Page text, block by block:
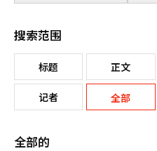
搜索范围
标题 正文
记者 全部
全部的